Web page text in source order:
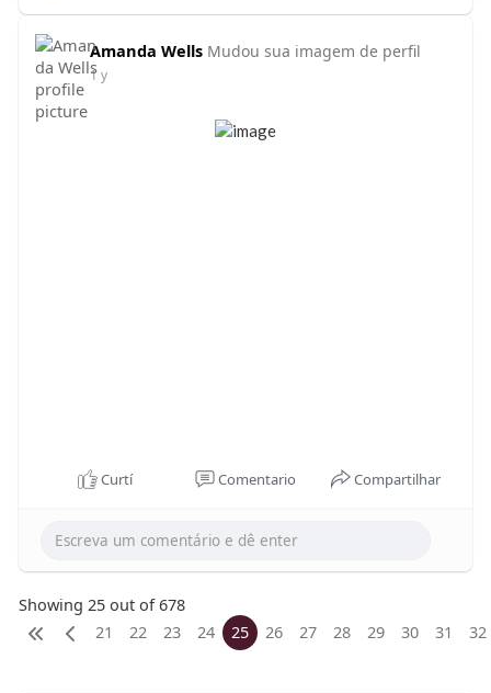
Amanda Wells Mudou sua imagem de perfil
1 y
Curtí Comentario Compartilhar
Showing 25 out of 678
21
22 23 24 25 26 27 28 29 30 31 32